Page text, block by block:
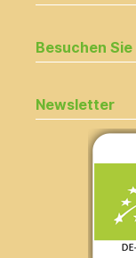
Besuchen Sie
Newsletter